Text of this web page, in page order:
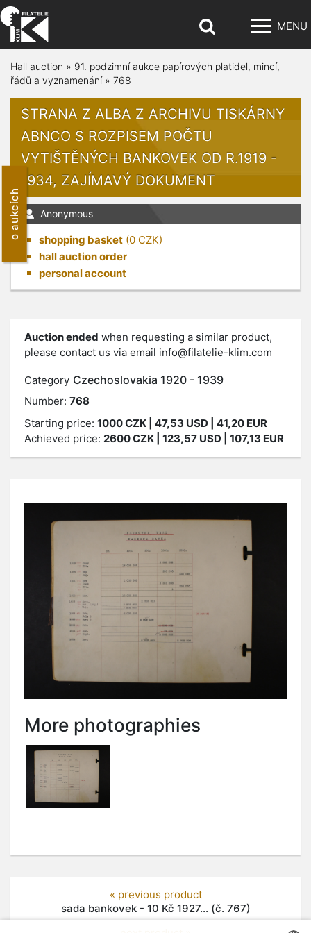
MENU
o aukcích
Hall auction » 91. podzimní aukce papírových platidel, mincí,
řádů a vyznamenání » 768
STRANA Z ALBA Z ARCHIVU TISKÁRNY
ABNCO S ROZPISEM POČTU
VYTIŠTĚNÝCH BANKOVEK OD R.1919 -
1934, ZAJÍMAVÝ DOKUMENT
Anonymous
shopping basket (0 CZK)
hall auction order
personal account
Auction ended when requesting a similar product,
please contact us via email info@filatelie-klim.com
Category Czechoslovakia 1920 - 1939
Number: 768
Starting price: 1000CZK | 47,53 USD | 41,20 EUR
Achieved price: 2600CZK | 123,57 USD | 107,13 EUR
More photographies
« previous product
sada bankovek - 10 Kč 1927... (č. 767)